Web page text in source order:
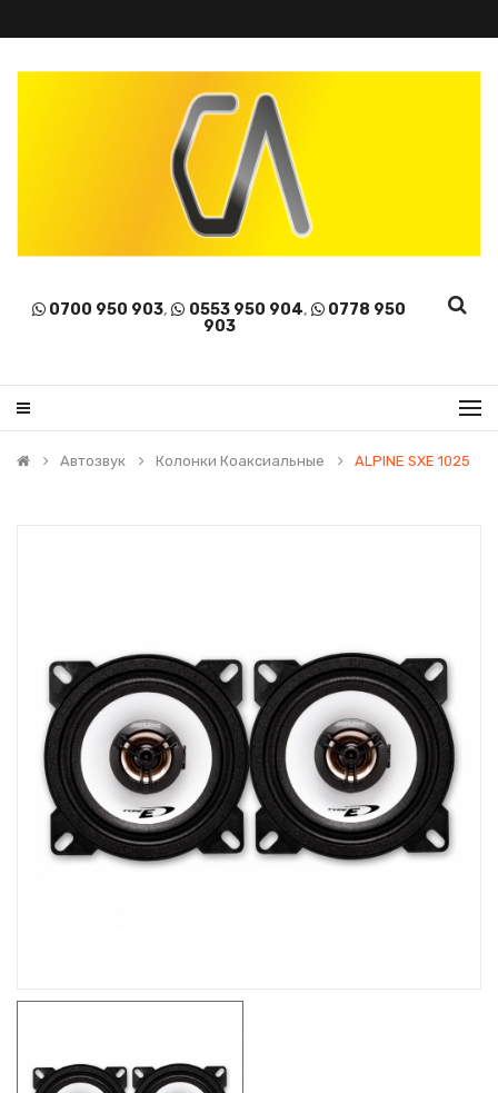
0700 950 903, 0553 950 904,
0778 950
903
Автозвук Колонки Коаксиальные ALPINE SXE 1025